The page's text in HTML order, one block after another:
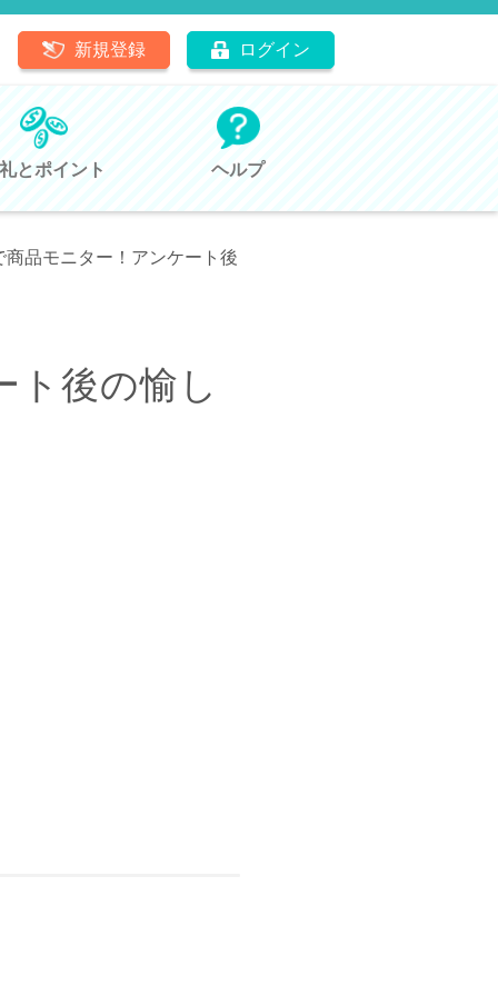
新規登録 ログイン
とポイント ヘルプ
品モニター！アンケート後
ト後の愉し